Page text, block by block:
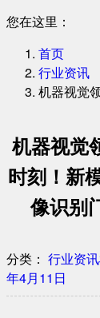
您在这里：
首页
行业资讯
机器视觉
机器视觉
时刻！新
像识别
分类： 行业资讯
年4月11日